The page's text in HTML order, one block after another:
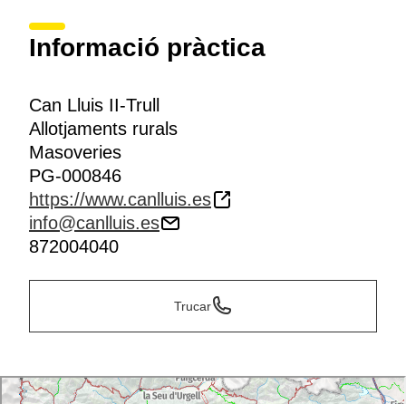
Informació pràctica
Can Lluis II-Trull
Allotjaments rurals
Masoveries
PG-000846
https://www.canlluis.es
info@canlluis.es
872004040
Trucar